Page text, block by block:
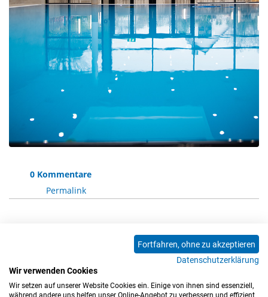
0 Kommentare
Permalink
Die Kommentarfunktion ist für diesen Artikel
Fortfahren, ohne zu akzeptieren
Datenschutzerklärung
Wir verwenden Cookies
Wir setzen auf unserer Website Cookies ein. Einige von ihnen sind essenziell,
während andere uns helfen unser Online-Angebot zu verbessern und effizient